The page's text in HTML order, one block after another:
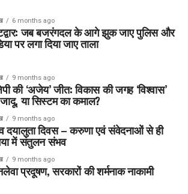
6 months ago
जब बजरंगदल के आगे झुक जाए पुलिस और
पर लगा दिया जाए ताला
9 months ago
की ‘अजेय’ जीत: विकास की जगह ‘विश्वास’
या सिस्टम का कमाल?
9 months ago
दयालुता दिवस – करुणा एवं संवेदनाओं से ही
में संतुलन संभव
9 months ago
प्रदूषण, सरकारों की शर्मनाक नाकामी